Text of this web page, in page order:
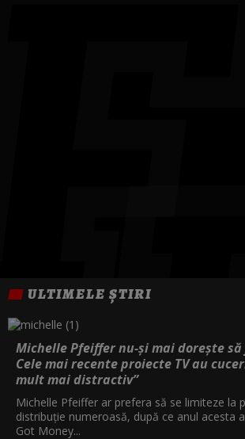
ULTIMELE ȘTIRI
Michelle Pfeiffer nu-și mai dorește
Cele mai recente proiecte TV au
mult mai distractiv”
Michelle Pfeiffer ar prefera să se limiteze la
distribuție numeroasă, după ce anul acesta
Got Money...